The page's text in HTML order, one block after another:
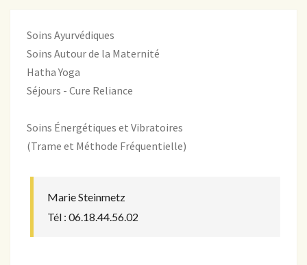
Soins Ayurvédiques
Soins Autour de la Maternité
Hatha Yoga
Séjours - Cure Reliance
Soins Énergétiques et Vibratoires
(Trame et Méthode Fréquentielle)
Marie Steinmetz
Tél : 06.18.44.56.02